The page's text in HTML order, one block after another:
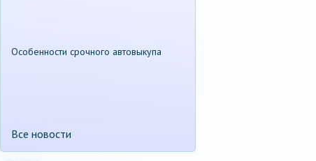
Особенности срочного автовыкупа
Все новости